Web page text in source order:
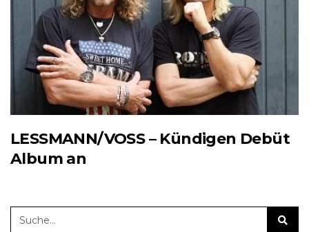
LESSMANN/VOSS – Kündigen Debüt
Album an